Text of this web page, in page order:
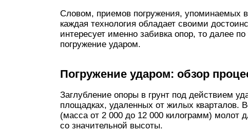
Словом, приемов погружения, упоминаемых
каждая технология обладает своими
интересует именно забивка опор, то далее
погружение ударом.
Погружение ударом: обзор
Заглубление опоры в грунт под действием
площадках, удаленных от жилых кварталов.
(масса от 2 000 до 12 000 килограмм) молот
со значительной высоты.